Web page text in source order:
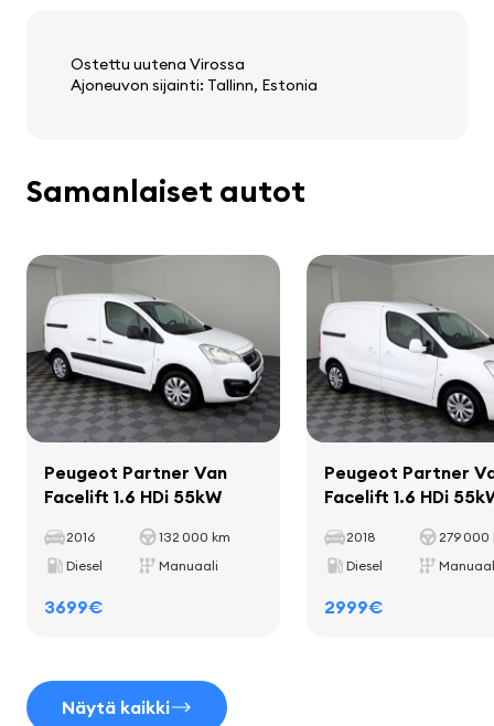
stereo
Sisustus
matot
mukitelineet
Istuimet
kankaan verhoilu
etuolkatuki
Mukavuusvarusteet
Akseliväli
2728 mm
Ostettu uutena Virossa
Ajoneuvon sijainti: Tallinn, Estonia
Samanlaiset autot
Peugeot Partner Van
Facelift 1.6 HDi 55kW
2016
132 000 km
Diesel
Manuaali
3699€
Peugeot Partner
Facelift 1.6 HDi
2018
279 000
Diesel
2999€
Näytä kaikki